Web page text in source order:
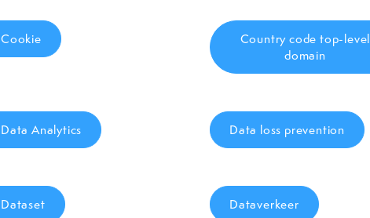
Cookie
Country code top-level
domain
Data Analytics Data loss prevention
Dataset Dataverkeer